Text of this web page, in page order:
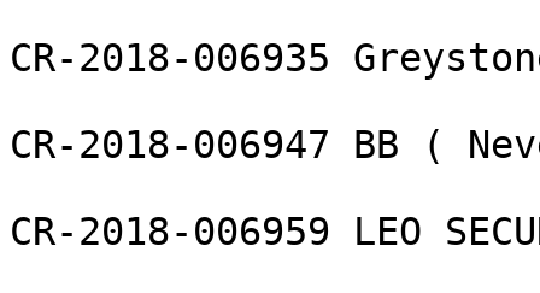
CR-2018-006935
CR-2018-006947 BB (
CR-2018-006959 LEO